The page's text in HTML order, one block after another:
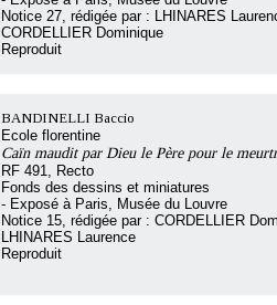
Notice 27, rédigée par : LHINARES
CORDELLIER Dominique
Reproduit
BANDINELLI Baccio
Ecole florentine
Caïn maudit par Dieu le Père pour le
RF 491, Recto
Fonds des dessins et miniatures
- Exposé à Paris, Musée du Louvre
Notice 15, rédigée par : CORDELLIER
LHINARES Laurence
Reproduit